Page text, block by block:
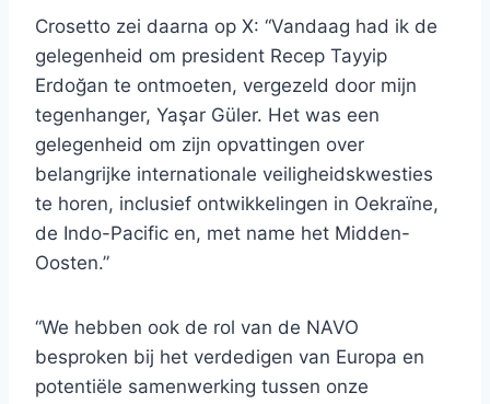
Crosetto zei daarna op X: “Vandaag had ik de
gelegenheid om president Recep Tayyip
Erdoğan te ontmoeten, vergezeld door mijn
tegenhanger, Yaşar Güler. Het was een
gelegenheid om zijn opvattingen over
belangrijke internationale veiligheidskwesties
te horen, inclusief ontwikkelingen in Oekraïne,
de Indo-Pacific en, met name het Midden-
Oosten.”
“We hebben ook de rol van de NAVO
besproken bij het verdedigen van Europa en
potentiële samenwerking tussen onze